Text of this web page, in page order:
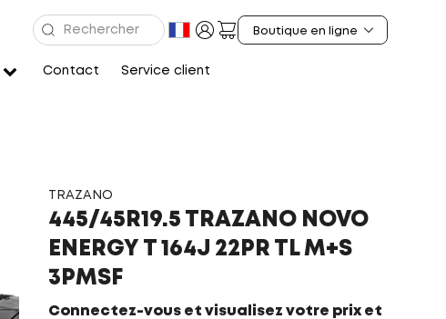
Contact Service client
TRAZANO
445/45R19.5 TRAZANO NOVO
ENERGY T 164J 22PR TL M+S
3PMSF
Connectez-vous et visualisez votre prix et